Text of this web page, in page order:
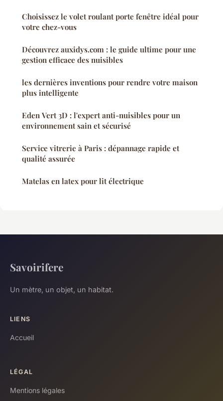
Choisissez le volet roulant porte fenêtre idéal pour
votre chez-vous
Découvrez auxidys.com : le guide ultime pour une
gestion efficace des nuisibles
les dernières inventions pour rendre votre maison
plus intelligente
Eden Vert 3D : l'expert anti-nuisibles pour un
environnement sain et sécurisé
Service vitrerie à Paris : dépannage rapide et
qualité assurée
Matelas en latex pour lit électrique
Savoirifere
Un mètre, un objet, un habitat.
LIENS
Accueil
LÉGAL
Mentions légales